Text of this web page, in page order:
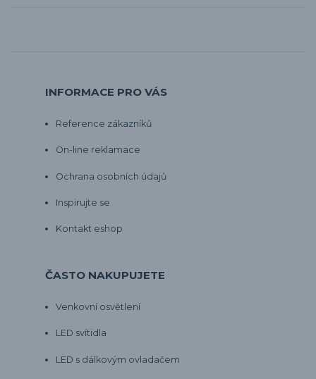
INFORMACE PRO VÁS
Reference zákazníků
On-line reklamace
Ochrana osobních údajů
Inspirujte se
Kontakt eshop
ČASTO NAKUPUJETE
Venkovní osvětlení
LED svítidla
LED s dálkovým ovladačem